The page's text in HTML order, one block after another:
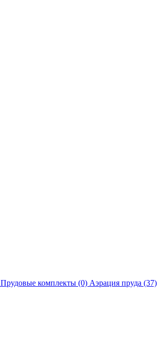
Прудовые комплекты (0) Аэрация пруда (37)